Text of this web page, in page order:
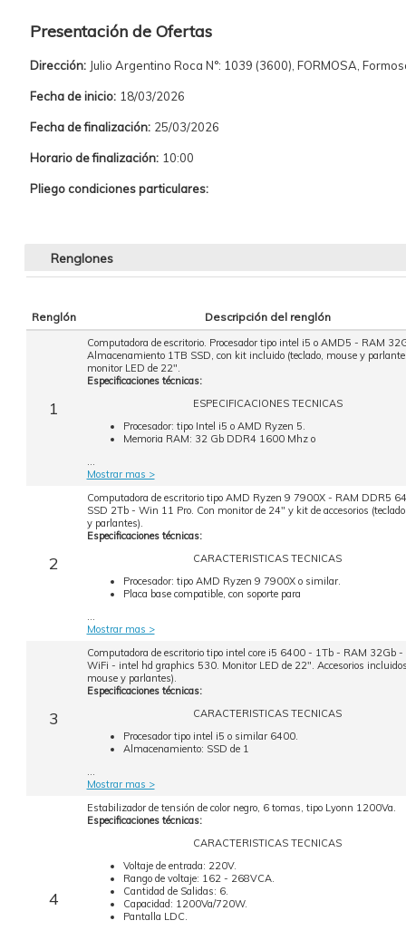
Presentación de Ofertas
Dirección: Julio Argentino Roca N°: 1039 (3600), FORMOSA,
Fecha de inicio: 18/03/2026
Fecha de finalización: 25/03/2026
Horario de finalización: 10:00
Pliego condiciones particulares:
Renglones
Renglón Descripción del renglón
1
Computadora de escritorio. Procesador tipo intel i5 o AMD5 - RAM
Almacenamiento 1TB SSD, con kit incluido (teclado, mouse y
monitor LED de 22".
Especificaciones técnicas:
ESPECIFICACIONES TECNICAS
Procesador: tipo Intel i5 o AMD Ryzen 5.
Memoria RAM: 32 Gb DDR4 1600 Mhz o
...
Mostrar mas >
2
Computadora de escritorio tipo AMD Ryzen 9 7900X - RAM DDR5
SSD 2Tb - Win 11 Pro. Con monitor de 24" y kit de accesorios
y parlantes).
Especificaciones técnicas:
CARACTERISTICAS TECNICAS
Procesador: tipo AMD Ryzen 9 7900X o similar.
Placa base compatible, con soporte para
...
Mostrar mas >
3
Computadora de escritorio tipo intel core i5 6400 - 1Tb - RAM 32Gb -
WiFi - intel hd graphics 530. Monitor LED de 22". Accesorios
mouse y parlantes).
Especificaciones técnicas:
CARACTERISTICAS TECNICAS
Procesador tipo intel i5 o similar 6400.
Almacenamiento: SSD de 1
...
Mostrar mas >
4
Estabilizador de tensión de color negro, 6 tomas, tipo Lyonn 1200Va.
Especificaciones técnicas:
CARACTERISTICAS TECNICAS
Voltaje de entrada: 220V.
Rango de voltaje: 162 - 268VCA.
Cantidad de Salidas: 6.
Capacidad: 1200Va/720W.
Pantalla LDC.